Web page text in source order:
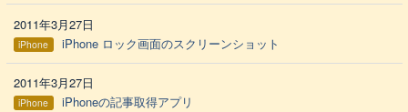
2011年3月27日
iPhone iPhone ロック画面のスクリーンショット
2011年3月27日
iPhone iPhoneの記事取得アプリ